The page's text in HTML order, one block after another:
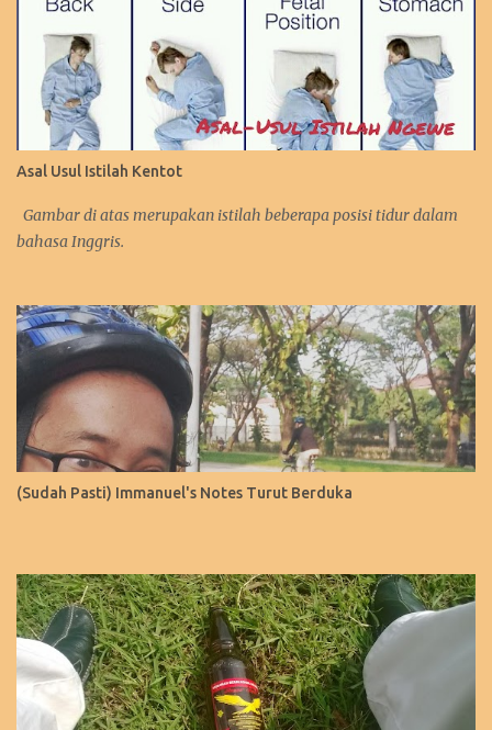
Asal Usul Istilah Kentot
Gambar di atas merupakan istilah beberapa posisi tidur dalam
bahasa Inggris.
(Sudah Pasti) Immanuel's Notes Turut Berduka